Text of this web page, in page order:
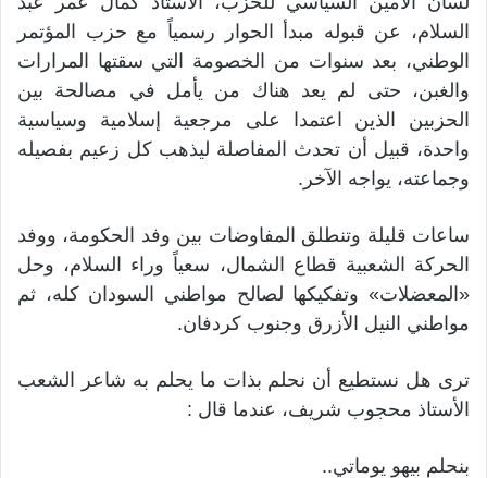
السلام، عن قبوله مبدأ الحوار رسمياً مع حزب المؤتمر
الوطني، بعد سنوات من الخصومة التي سقتها المرارات
والغبن، حتى لم يعد هناك من يأمل في مصالحة بين
الحزبين الذين اعتمدا على مرجعية إسلامية وسياسية
واحدة، قبيل أن تحدث المفاصلة ليذهب كل زعيم بفصيله
وجماعته، يواجه الآخر.
ساعات قليلة وتنطلق المفاوضات بين وفد الحكومة، ووفد
الحركة الشعبية قطاع الشمال، سعياً وراء السلام، وحل
«المعضلات» وتفكيكها لصالح مواطني السودان كله، ثم
مواطني النيل الأزرق وجنوب كردفان.
ترى هل نستطيع أن نحلم بذات ما يحلم به شاعر الشعب
الأستاذ محجوب شريف، عندما قال :
بنحلم بيهو يوماتي..